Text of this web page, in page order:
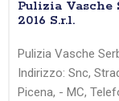
Pulizia Vasche
2016 S.r.l.
Pulizia Vasche
Indirizzo: Snc,
Picena, - MC,